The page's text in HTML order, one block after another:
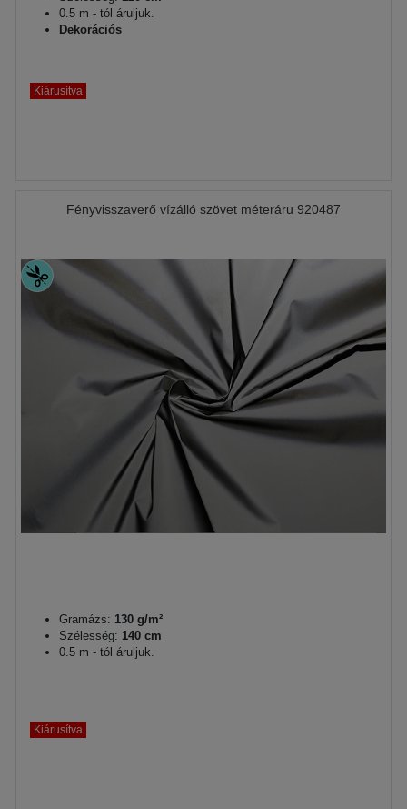
0.5 m - tól áruljuk.
Dekorációs
Kiárusítva
Fényvisszaverő vízálló szövet méteráru 920487
Gramázs: 130 g/m²
Szélesség: 140 cm
0.5 m - tól áruljuk.
Kiárusítva